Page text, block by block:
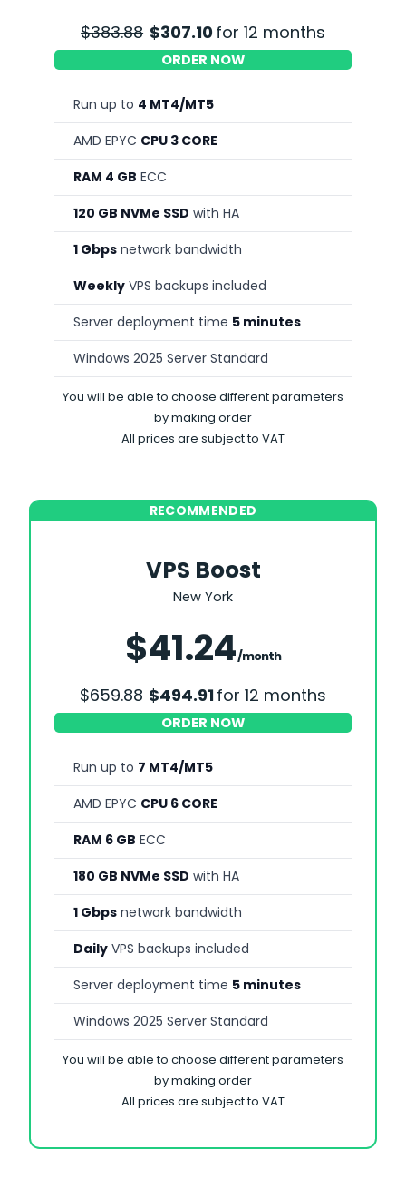
$383.88 $307.10for 12 months
ORDER NOW
Run up to 4 MT4/MT5
AMD EPYC CPU 3 CORE
RAM 4 GB ECC
120 GB NVMe SSD with HA
1 Gbps network bandwidth
Weekly VPS backups included
Server deployment time 5 minutes
Windows 2025 Server Standard
You will be able to choose different parameters
by making order
All prices are subject to VAT
RECOMMENDED
VPS Boost
New York
$41.24/month
$659.88 $494.91for 12 months
ORDER NOW
Run up to 7 MT4/MT5
AMD EPYC CPU 6 CORE
RAM 6 GB ECC
180 GB NVMe SSD with HA
1 Gbps network bandwidth
Daily VPS backups included
Server deployment time 5 minutes
Windows 2025 Server Standard
You will be able to choose different parameters
by making order
All prices are subject to VAT